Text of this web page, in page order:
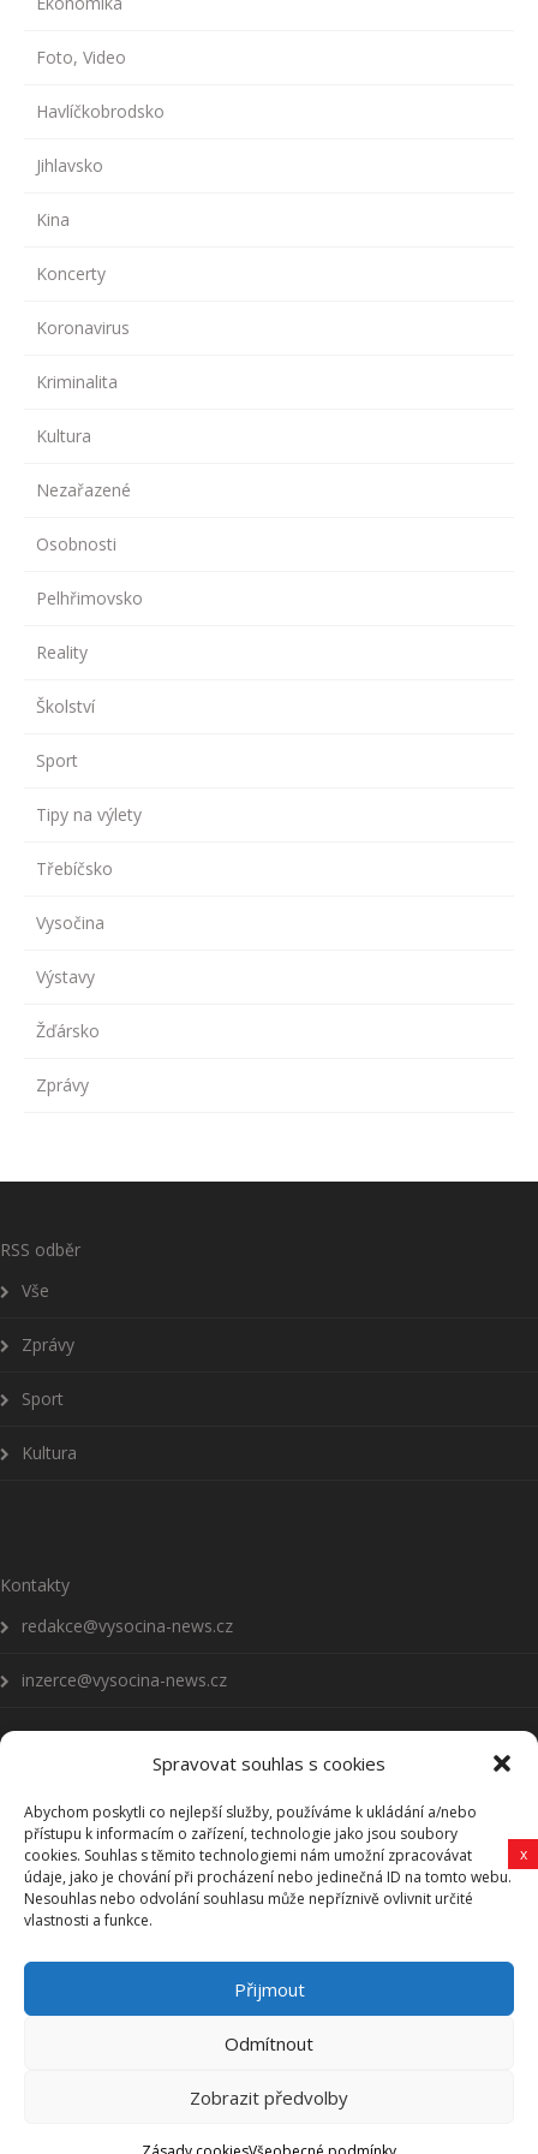
Spravovat souhlas s cookies
Abychom poskytli co nejlepší služby, používáme k ukládání a/nebo
přístupu k informacím o zařízení, technologie jako jsou soubory
cookies. Souhlas s těmito technologiemi nám umožní zpracovávat
údaje, jako je chování při procházení nebo jedinečná ID na tomto webu.
Nesouhlas nebo odvolání souhlasu může nepříznivě ovlivnit určité
vlastnosti a funkce.
Přijmout
Odmítnout
Zobrazit předvolby
Foto, Video
Havlíčkobrodsko
Jihlavsko
Kina
Koncerty
Koronavirus
Kriminalita
Kultura
Nezařazené
Osobnosti
Pelhřimovsko
Reality
Školství
Sport
Tipy na výlety
Třebíčsko
Vysočina
Výstavy
Žďársko
Zprávy
RSS odběr
Vše
Zprávy
Sport
Kultura
Kontakty
redakce@vysocina-news.cz
inzerce@vysocina-news.cz
Přihlásit se k odběru novinek
Všeobecné podmínky
Vysočina-news.cz
Zpravodajství z Vysočiny
x